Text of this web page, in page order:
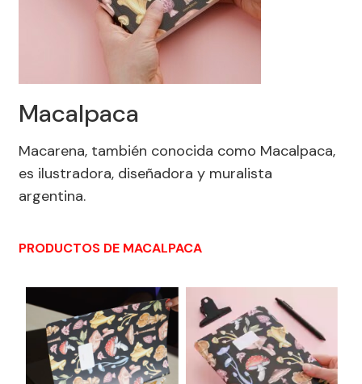
Macalpaca
Macarena, también conocida como Macalpaca,
es ilustradora, diseñadora y muralista
argentina.
PRODUCTOS DE MACALPACA